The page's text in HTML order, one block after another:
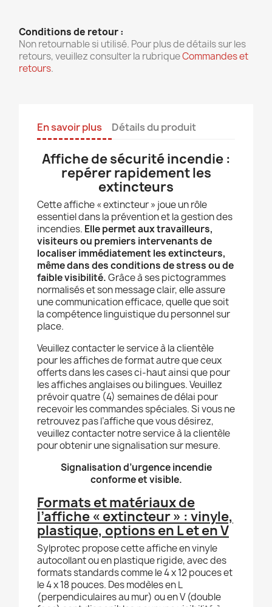
Conditions de retour :
Non retournable si utilisé. Pour plus de détails sur les
retours, veuillez consulter la rubriqueCommandes et
retours.
En savoir plus Détails du produit
Affiche de sécurité incendie :
repérer rapidement les
extincteurs
Cette affiche « extincteur » joue un rôle
essentiel dans la prévention et la gestion des
incendies. Elle permet aux travailleurs,
visiteurs ou premiers intervenants de
localiser immédiatement les extincteurs,
même dans des conditions de stress ou de
faible visibilité.Grâce à ses pictogrammes
normalisés et son message clair, elle assure
une communication efficace, quelle que soit
la compétence linguistique du personnel sur
place.
Veuillez contacter le service à la clientèle
pour les affiches de format autre que ceux
offerts dans les cases ci-haut ainsi que pour
les affiches anglaises ou bilingues. Veuillez
prévoir quatre (4) semaines de délai pour
recevoir les commandes spéciales. Si vous ne
retrouvez pas l’affiche que vous désirez,
veuillez contacter notre service à la clientèle
pour obtenir une signalisation sur mesure.
Signalisation d’urgence incendie
conforme et visible.
Formats et matériaux de
l’affiche « extincteur » : vinyle,
plastique, options en L et en V
Sylprotec propose cette affiche en vinyle
autocollant ou en plastique rigide, avec des
formats standards comme le 4 x 12 pouces et
le 4 x 18 pouces. Des modèles en L
(perpendiculaires au mur) ou en V (double